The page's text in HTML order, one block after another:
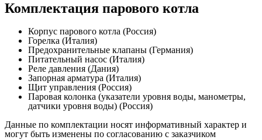
Комплектация парового котла
Корпус парового котла (Россия)
Горелка (Италия)
Предохранительные клапаны (Германия)
Питательный насос (Италия)
Реле давления (Дания)
Запорная арматура (Италия)
Щит управления (Россия)
Паровая колонка (указатели уровня воды, манометры,
датчики уровня воды) (Россия)
Данные по комплектации носят информативный характер и
могут быть изменены по согласованию с заказчиком